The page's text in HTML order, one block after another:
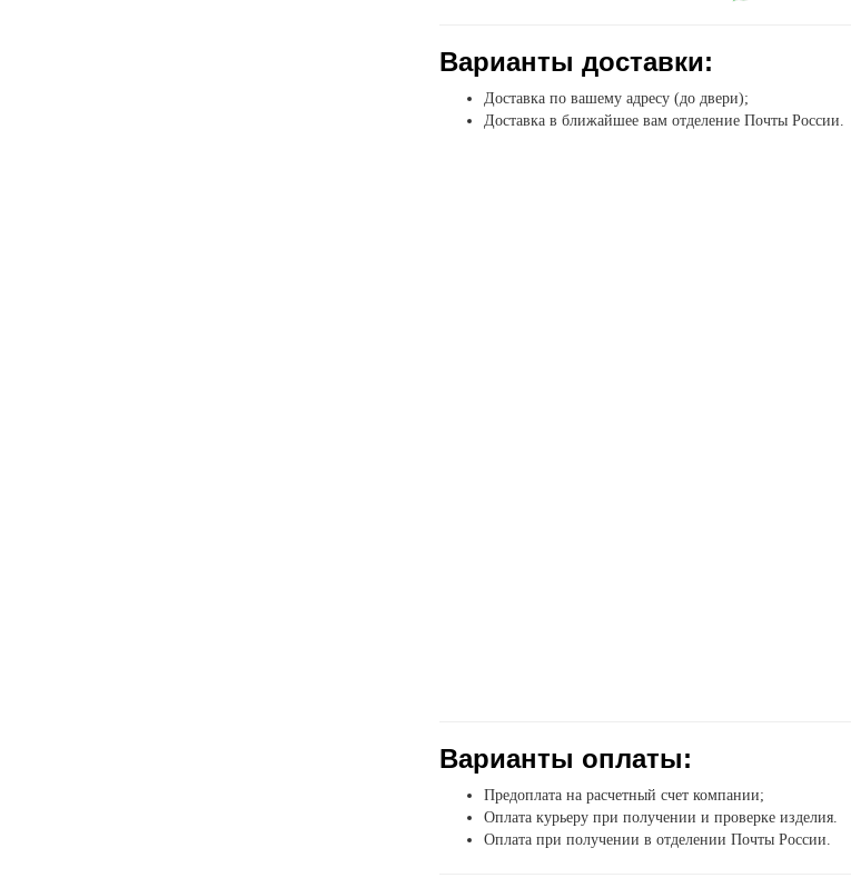
Варианты доставки:
Доставка по вашему адресу (до двери);
Доставка в ближайшее вам отделение Почты России.
Варианты оплаты:
Предоплата на расчетный счет компании;
Оплата курьеру при получении и проверке изделия.
Оплата при получении в отделении Почты России.